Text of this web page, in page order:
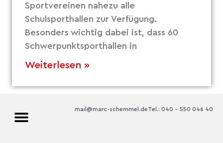
Sportvereinen nahezu alle
Schulsporthallen zur Verfügung.
Besonders wichtig dabei ist, dass 60
Schwerpunktsporthallen in
Weiterlesen »
Tel.: 040 – 550 046 40
mail@marc-schemmel.de